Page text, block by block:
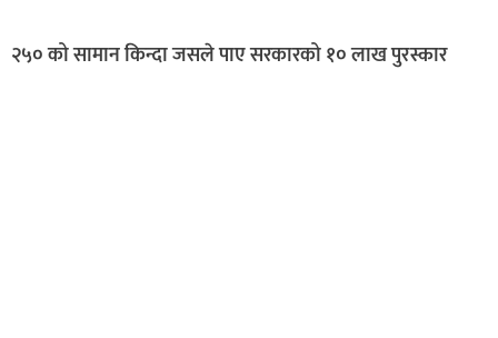
२५० को सामान किन्दा जसले पाए सरकारको १० लाख पुरस्कार